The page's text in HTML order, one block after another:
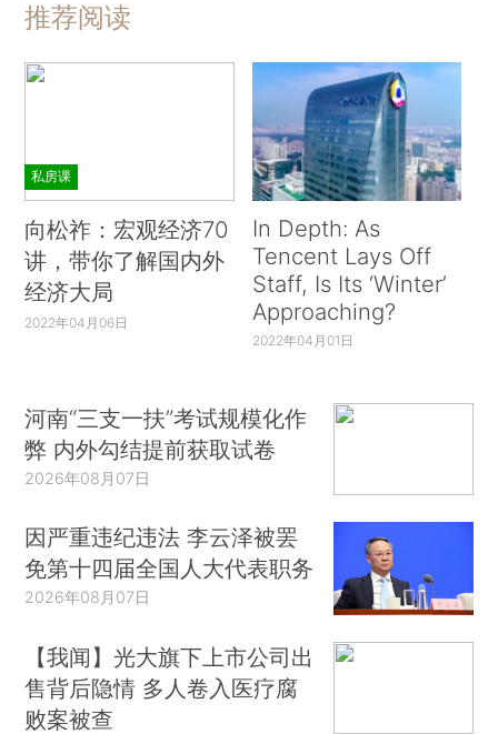
推荐阅读
私房课
向松祚：宏观经济70
讲，带你了解国内外
经济大局
2022年04月06日
In Depth: As
Tencent Lays Off
Staff, Is Its ‘Winter’
Approaching?
2022年04月01日
河南“三支一扶”考试规模化作
弊 内外勾结提前获取试卷
2026年08月07日
因严重违纪违法 李云泽被罢
免第十四届全国人大代表职务
2026年08月07日
【我闻】光大旗下上市公司出
售背后隐情 多人卷入医疗腐
败案被查